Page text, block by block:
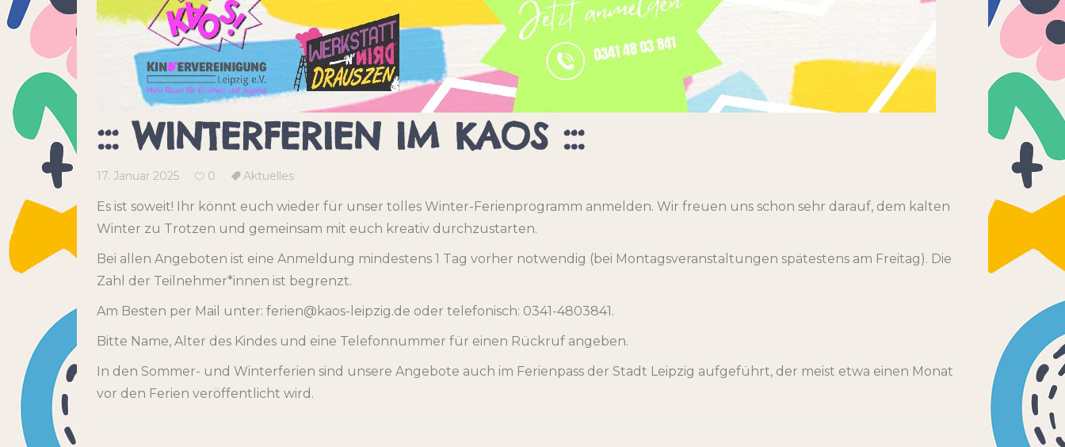
::: WINTERFERIEN IM KAOS :::
17. Januar 2025 0 Aktuelles
Es ist soweit! Ihr könnt euch wieder für unser tolles Winter-Ferienprogramm anmelden. Wir freuen uns schon sehr darauf, dem kalten
Winter zu Trotzen und gemeinsam mit euch kreativ durchzustarten.
Bei allen Angeboten ist eine Anmeldung mindestens 1 Tag vorher notwendig (bei Montagsveranstaltungen spätestens am Freitag). Die
Zahl der Teilnehmer*innen ist begrenzt.
Am Besten per Mail unter: ferien@kaos-leipzig.de oder telefonisch: 0341-4803841.
Bitte Name, Alter des Kindes und eine Telefonnummer für einen Rückruf angeben.
In den Sommer- und Winterferien sind unsere Angebote auch im Ferienpass der Stadt Leipzig aufgeführt, der meist etwa einen Monat
vor den Ferien veröffentlicht wird.